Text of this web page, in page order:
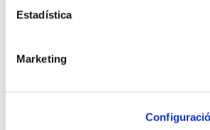
Estadística
Marketing